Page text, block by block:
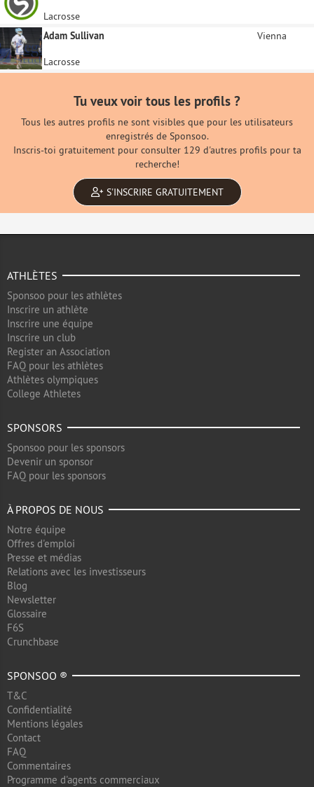
Lacrosse
Adam Sullivan
Vienna
Lacrosse
Tu veux voir tous les profils ?
Tous les autres profils ne sont visibles que pour les utilisateurs
enregistrés de Sponsoo.
Inscris-toi gratuitement pour consulter 129 d'autres profils pour ta
recherche!
S'INSCRIRE GRATUITEMENT
ATHLÈTES
Sponsoo pour les athlètes
Inscrire un athlète
Inscrire une équipe
Inscrire un club
Register an Association
FAQ pour les athlètes
Athlètes olympiques
College Athletes
SPONSORS
Sponsoo pour les sponsors
Devenir un sponsor
FAQ pour les sponsors
À PROPOS DE NOUS
Notre équipe
Offres d'emploi
Presse et médias
Relations avec les investisseurs
Blog
Newsletter
Glossaire
F6S
Crunchbase
SPONSOO ®
T&C
Confidentialité
Mentions légales
Contact
FAQ
Commentaires
Programme d'agents commerciaux